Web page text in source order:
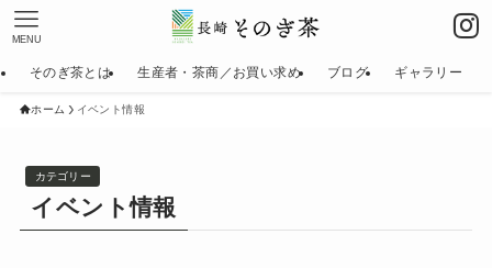
MENU
そのぎ茶とは 生産者・茶商／お買い求め ブログ ギャラリー
ホーム イベント情報
イベント情報
カテゴリー